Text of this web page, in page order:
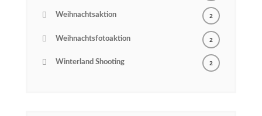
Weihnachtsaktion 2
Weihnachtsfotoaktion 2
Winterland Shooting 2